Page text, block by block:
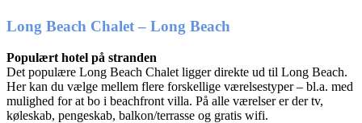
Long Beach Chalet – Long Beach
Populært hotel på stranden
Det populære Long Beach Chalet ligger direkte ud til Long Beach.
Her kan du vælge mellem flere forskellige værelsestyper – bl.a. med
mulighed for at bo i beachfront villa. På alle værelser er der tv,
køleskab, pengeskab, balkon/terrasse og gratis wifi.